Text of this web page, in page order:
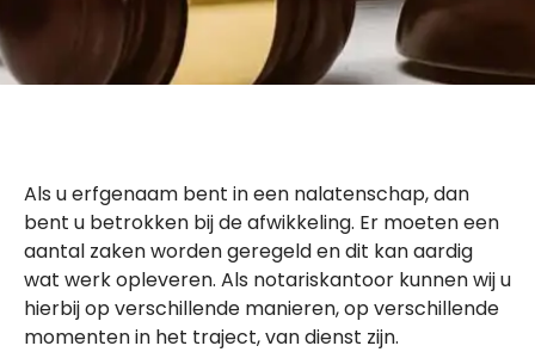
Als u erfgenaam bent in een nalatenschap, dan
bent u betrokken bij de afwikkeling. Er moeten een
aantal zaken worden geregeld en dit kan aardig
wat werk opleveren. Als notariskantoor kunnen wij u
hierbij op verschillende manieren, op verschillende
momenten in het traject, van dienst zijn.